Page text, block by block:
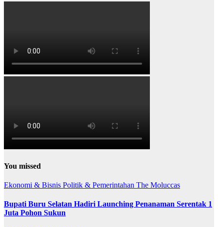
You missed
Ekonomi & Bisnis Politik & Pemerintahan The Moluccas
Bupati Buru Selatan Hadiri Launching Penanaman Serentak 1
Juta Pohon Sukun